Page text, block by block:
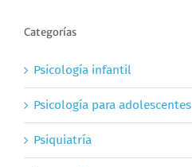
Categorías
Psicología infantil
Psicología para adolescentes
Psiquiatría